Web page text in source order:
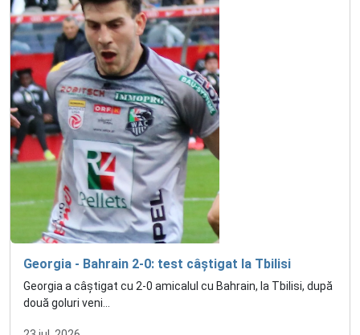
Georgia - Bahrain 2-0: test câștigat la Tbilisi
Georgia a câștigat cu 2-0 amicalul cu Bahrain, la Tbilisi, după
două goluri veni...